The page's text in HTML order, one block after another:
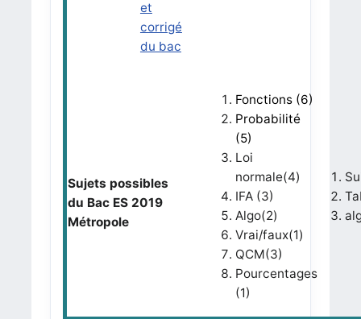
et
corrigé
du bac
Sujets possibles
du Bac ES 2019
Métropole
Fonctions (6)
Probabilité
(5)
Loi
normale(4)
IFA (3)
Algo(2)
Vrai/faux(1)
QCM(3)
Pourcentages
(1)